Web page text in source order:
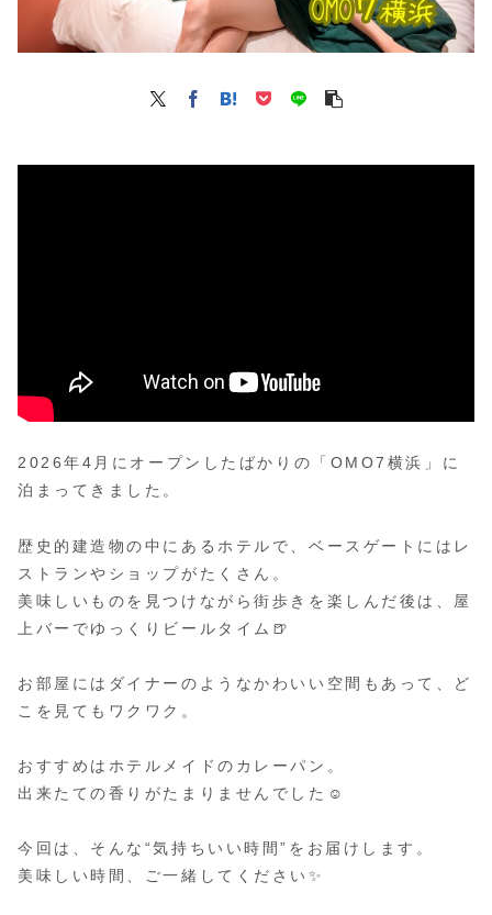
2026年4月にオープンしたばかりの「OMO7横浜」に
泊まってきました。
歴史的建造物の中にあるホテルで、ベースゲートにはレ
ストランやショップがたくさん。
美味しいものを見つけながら街歩きを楽しんだ後は、屋
上バーでゆっくりビールタイム🍺
お部屋にはダイナーのようなかわいい空間もあって、ど
こを見てもワクワク。
おすすめはホテルメイドのカレーパン。
出来たての香りがたまりませんでした☺️
今回は、そんな“気持ちいい時間”をお届けします。
美味しい時間、ご一緒してください✨